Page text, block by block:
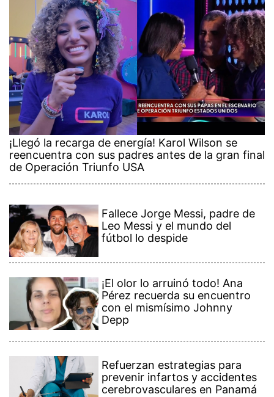
¡Llegó la recarga de energía! Karol Wilson se
reencuentra con sus padres antes de la gran final
de Operación Triunfo USA
Fallece Jorge Messi, padre de
Leo Messi y el mundo del
fútbol lo despide
¡El olor lo arruinó todo! Ana
Pérez recuerda su encuentro
con el mismísimo Johnny
Depp
Refuerzan estrategias para
prevenir infartos y accidentes
cerebrovasculares en Panamá